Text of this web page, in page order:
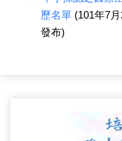
歷名單(101年7月
發布)